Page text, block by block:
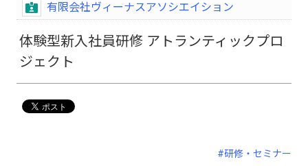
有限会社ヴィーナスアソシエイション
体験型新入社員研修 アトランティックプロ
ジェクト
#研修・セミナー